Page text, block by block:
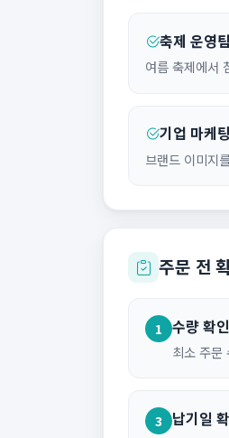
축제 운영팀
여름 축제에서
기업 마케
브랜드 이미지
주문 전
1 수량 확
최소 주문
3 납기일